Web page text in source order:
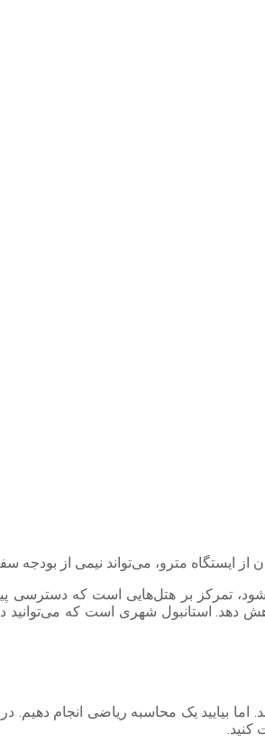
ایستگاه مترو، می‌تواند نیمی از بودجه
تمرکز بر هتل‌هایی است که دسترسی
استانبول شهری است که می‌توانید در
اما بیایید یک محاسبه ریاضی انجام
کنید.